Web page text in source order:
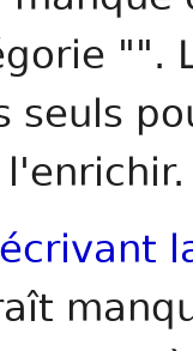
"".
seuls
écrivant